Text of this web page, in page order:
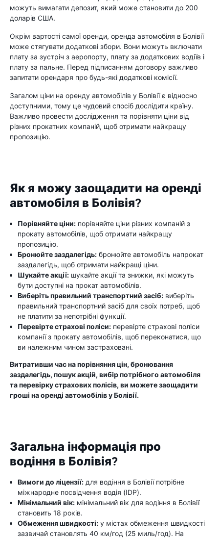
можуть вимагати депозит, який може становити до 200
доларів США.
Окрім вартості самої оренди, оренда автомобіля в Болівії
може стягувати додаткові збори. Вони можуть включати
плату за зустріч з аеропорту, плату за додаткових водіїв і
плату за пальне. Перед підписанням договору важливо
запитати орендаря про будь-які додаткові комісії.
Загалом ціни на оренду автомобілів у Болівії є відносно
доступними, тому це чудовий спосіб дослідити країну.
Важливо провести дослідження та порівняти ціни від
різних прокатних компаній, щоб отримати найкращу
пропозицію.
Як я можу заощадити на оренді
автомобіля в Болівія?
Порівняйте ціни: порівняйте ціни різних компаній з
прокату автомобілів, щоб отримати найкращу
пропозицію.
Бронюйте заздалегідь: бронюйте автомобіль напрокат
заздалегідь, щоб отримати найкращі ціни.
Шукайте акції: шукайте акції та знижки, які можуть
бути доступні на прокат автомобілів.
Виберіть правильний транспортний засіб: виберіть
правильний транспортний засіб для своїх потреб, щоб
не платити за непотрібні функції.
Перевірте страхові поліси: перевірте страхові поліси
компанії з прокату автомобілів, щоб переконатися, що
ви належним чином застраховані.
Витративши час на порівняння цін, бронювання
заздалегідь, пошук акцій, вибір потрібного автомобіля
та перевірку страхових полісів, ви можете заощадити
гроші на оренді автомобілів у Болівії.
Загальна інформація про
водіння в Болівія?
Вимоги до ліцензії: для водіння в Болівії потрібне
міжнародне посвідчення водія (IDP).
Мінімальний вік: мінімальний вік для водіння в Болівії
становить 18 років.
Обмеження швидкості: у містах обмеження швидкості
зазвичай становлять 40 км/год (25 миль/год). На